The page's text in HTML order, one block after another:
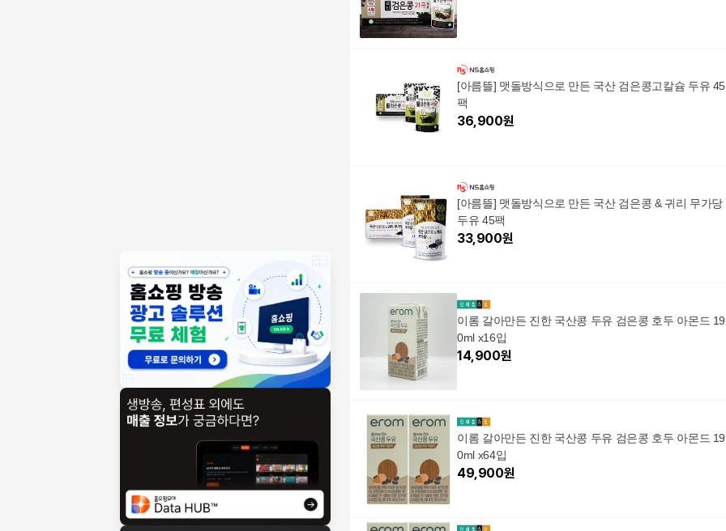
[아름뜰] 맷돌방식으로 만든 국산 검은콩고칼슘 두유 45
팩
36,900원
[아름뜰] 맷돌방식으로 만든 국산 검은콩 & 귀리 무가당
두유 45팩
33,900원
이롬 갈아만든 진한 국산콩 두유 검은콩 호두 아몬드 19
0ml x16입
14,900원
이롬 갈아만든 진한 국산콩 두유 검은콩 호두 아몬드 19
0ml x64입
49,900원